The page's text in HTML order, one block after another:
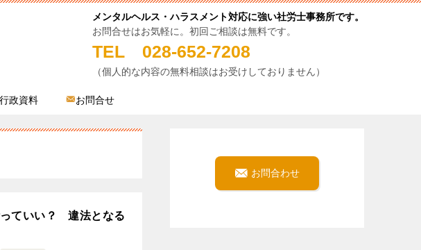
メンタルヘルス・ハラスメント対応に強い社労士事務所です。
お問合せはお気軽に。初回ご相談は無料です。
TEL 028-652-7208
（個人的な内容の無料相談はお受けしておりません）
行政資料 お問合せ
っていい？ 違法となる
お問合わせ